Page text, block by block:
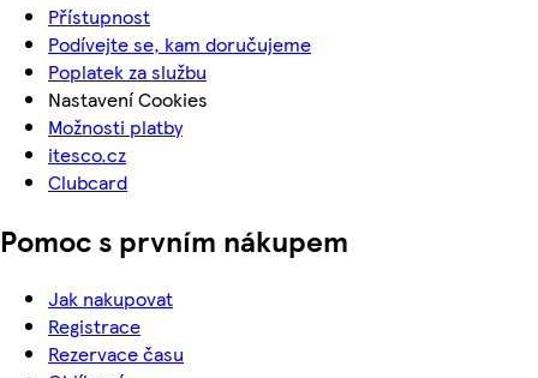
Přístupnost
Podívejte se, kam doručujeme
Poplatek za službu
Nastavení Cookies
Možnosti platby
itesco.cz
Clubcard
Pomoc s prvním nákupem
Jak nakupovat
Registrace
Rezervace času